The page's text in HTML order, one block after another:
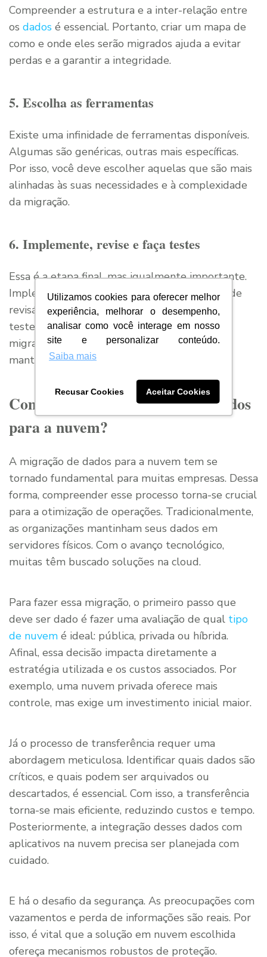
Utilizamos cookies para oferecer melhor
experiência, melhorar o desempenho,
analisar como você interage em nosso
site e personalizar conteúdo.
Saiba mais
Recusar Cookies Aceitar Cookies
Compreender a estrutura e a inter-relação entre
os dados é essencial. Portanto, criar um mapa de
como e onde eles serão migrados ajuda a evitar
perdas e a garantir a integridade.
5. Escolha as ferramentas
Existe uma infinidade de ferramentas disponíveis.
Algumas são genéricas, outras mais específicas.
Por isso, você deve escolher aquelas que são mais
alinhadas às suas necessidades e à complexidade
da migração.
6. Implemente, revise e faça testes
Essa é a etapa final, mas igualmente importante.
Implemente a migração, mas não se esqueça de
revisá-la constantemente. E, sobretudo, faça
testes. Eles garantem que os dados foram
migrados com sucesso e que a integridade foi
mantida.
Como funciona a migração de dados
para a nuvem?
A migração de dados para a nuvem tem se
tornado fundamental para muitas empresas. Dessa
forma, compreender esse processo torna-se crucial
para a otimização de operações. Tradicionalmente,
as organizações mantinham seus dados em
servidores físicos. Com o avanço tecnológico,
muitas têm buscado soluções na cloud.
Para fazer essa migração, o primeiro passo que
deve ser dado é fazer uma avaliação de qual tipo
de nuvem é ideal: pública, privada ou híbrida.
Afinal, essa decisão impacta diretamente a
estratégia utilizada e os custos associados. Por
exemplo, uma nuvem privada oferece mais
controle, mas exige um investimento inicial maior.
Já o processo de transferência requer uma
abordagem meticulosa. Identificar quais dados são
críticos, e quais podem ser arquivados ou
descartados, é essencial. Com isso, a transferência
torna-se mais eficiente, reduzindo custos e tempo.
Posteriormente, a integração desses dados com
aplicativos na nuvem precisa ser planejada com
cuidado.
E há o desafio da segurança. As preocupações com
vazamentos e perda de informações são reais. Por
isso, é vital que a solução em nuvem escolhida
ofereça mecanismos robustos de proteção.